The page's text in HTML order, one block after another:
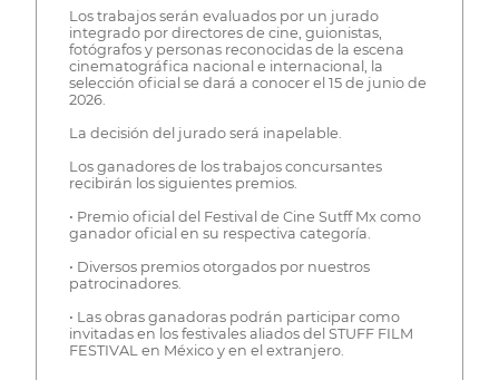
Los trabajos serán evaluados por un jurado
integrado por directores de cine, guionistas,
fotógrafos y personas reconocidas de la escena
cinematográfica nacional e internacional, la
selección oficial se dará a conocer el 15 de junio de
2026.
La decisión del jurado será inapelable.
Los ganadores de los trabajos concursantes
recibirán los siguientes premios.
• Premio oficial del Festival de Cine Sutff Mx como
ganador oficial en su respectiva categoría.
• Diversos premios otorgados por nuestros
patrocinadores.
• Las obras ganadoras podrán participar como
invitadas en los festivales aliados del STUFF FILM
FESTIVAL en México y en el extranjero.